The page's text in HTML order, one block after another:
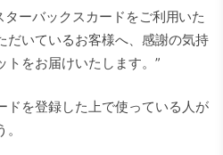
ーバックスカードをご利用いた
だいているお客様へ、感謝の気持
トをお届けいたします。”
ドを登録した上で使っている人が